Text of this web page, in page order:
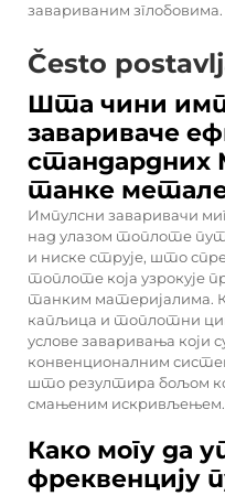
завариваним зглобовима.
Često
Шта чини
завариваче
стандардних
танке
Импулсни заваривачи
над улазом топлоте
и ниске струје, што
топлоте која узрокује
танким материјалима.
капљица и топлотни
услове заваривања који
конвенционалним
што резултира бољом
смањеним искривљењем.
Како могу да
фреквенцију